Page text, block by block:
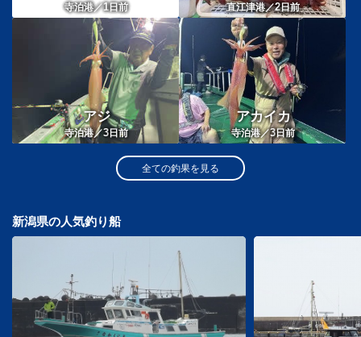
寺泊港／1日前 直江津港／2日前
アジ
寺泊港／3 日前
アカイカ
寺泊港／3日前
全ての釣果を見る
新潟県の人気釣り船